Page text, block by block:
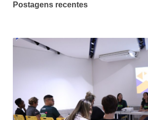
Postagens recentes